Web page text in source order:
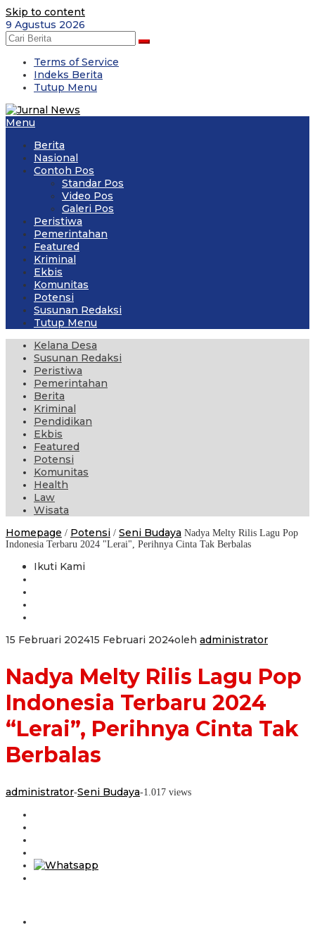
Skip to content
9 Agustus 2026
Terms of Service
Indeks Berita
Tutup Menu
Menu
Berita
Nasional
Contoh Pos
Standar Pos
Video Pos
Galeri Pos
Peristiwa
Pemerintahan
Featured
Kriminal
Ekbis
Komunitas
Potensi
Susunan Redaksi
Tutup Menu
Kelana Desa
Susunan Redaksi
Peristiwa
Pemerintahan
Berita
Kriminal
Pendidikan
Ekbis
Featured
Potensi
Komunitas
Health
Law
Wisata
Homepage / Potensi / Seni Budaya Nadya Melty Rilis Lagu Pop
Indonesia Terbaru 2024 "Lerai", Perihnya Cinta Tak Berbalas
Ikuti Kami
15 Februari 202415 Februari 2024oleh administrator
Nadya Melty Rilis Lagu Pop
Indonesia Terbaru 2024
“Lerai”, Perihnya Cinta Tak
Berbalas
administrator-Seni Budaya-1.017 views